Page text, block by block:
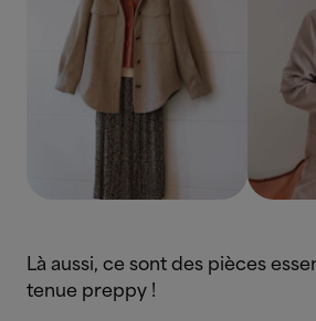
Là aussi, ce sont des pièces
tenue preppy !